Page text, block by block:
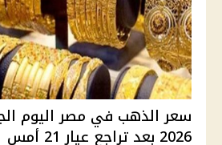
2026 بعد تراجع عيار 21 أمس